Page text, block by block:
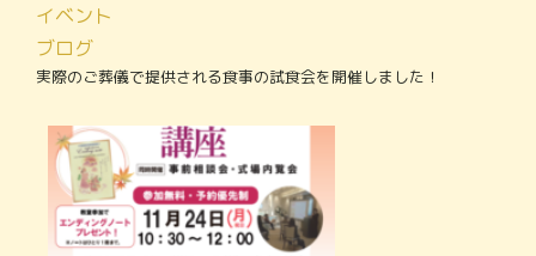
イベント
ブログ
実際のご葬儀で提供される食事の試食会を開催しました！